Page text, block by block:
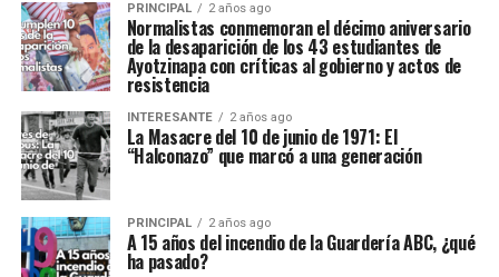
PRINCIPAL 2 años ago
Normalistas conmemoran el décimo aniversario
de la desaparición de los 43 estudiantes de
Ayotzinapa con críticas al gobierno y actos de
resistencia
INTERESANTE 2 años ago
La Masacre del 10 de junio de 1971: El
“Halconazo” que marcó a una generación
PRINCIPAL 2 años ago
A 15 años del incendio de la Guardería ABC, ¿qué
ha pasado?